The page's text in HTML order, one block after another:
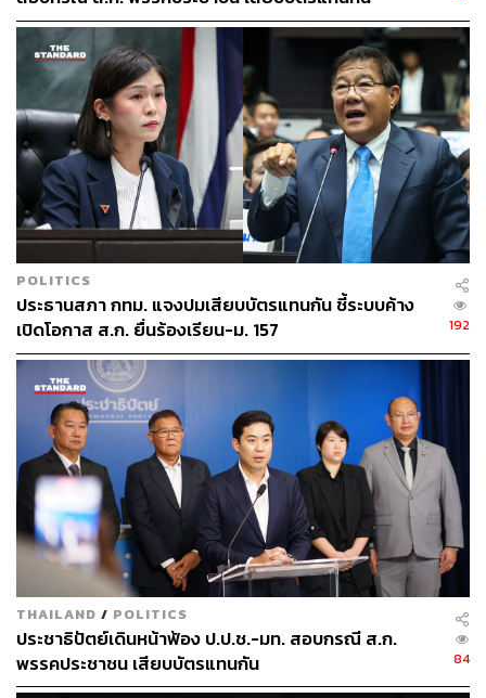
TAGS: องอาจ คล้ามไพบูลย์
เลือกตั้งผู้ว่าฯ กทม
อนุชา บูรพชัยศรี
สมาชิกสภากรุงเทพมหานคร (ส.ก.)
เลือกตั้งผู้ว่าฯ กทม. 2569
พรรคประชาธิปัตย์
POLITICS
ประธานสภา กทม. แจงปมเสียบบัตรแทนกัน ชี้ระบบค้าง
เปิดโอกาส ส.ก. ยื่นร้องเรียน-ม. 157
192
THAILAND / POLITICS
ประชาธิปัตย์เดินหน้าฟ้อง ป.ป.ช.-มท. สอบกรณี ส.ก.
พรรคประชาชน เสียบบัตรแทนกัน
84